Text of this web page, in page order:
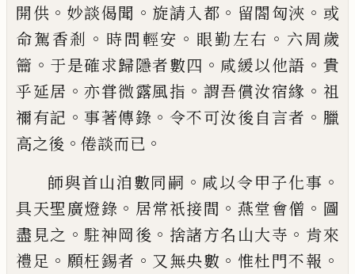
開供 。 妙談偈聞 。 旋請入都 。 留閤匈浹 。 或
命駕香剎 。 時問輕安 。 眼勤左右 。 六周歲
籥 。 于是確求歸隱者數四 。 咸緩以他語 。 貴
乎延居 。亦甞微露風指 。 謂吾償汝宿緣 。 祖
禰有記 。事著傳錄 。 令不可汝後自言者 。 臘
高之後 。 倦談而已 。
師與首山洎數同嗣 。 咸以令甲子化事 。
具天聖廣燈錄 。 居常祇接間 。 燕堂會僧 。 圖
盡見之 。駐神岡後 。 捨諸方名山大寺 。 肯來
禮足 。 願枉錫者 。 又無央數 。 惟杜門不報 。